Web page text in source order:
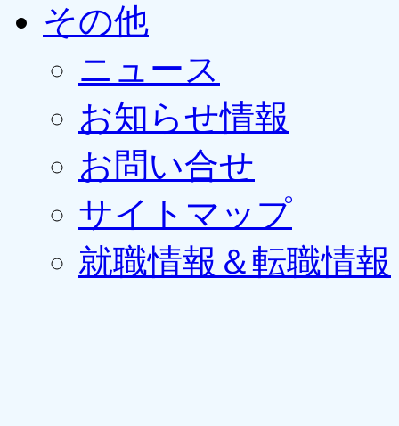
その他
ニュース
お知らせ情報
お問い合せ
サイトマップ
就職情報＆転職情報